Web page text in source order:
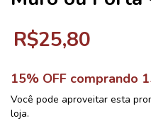
R$25,80
15% OFF comprando
Você pode aproveitar esta
loja.